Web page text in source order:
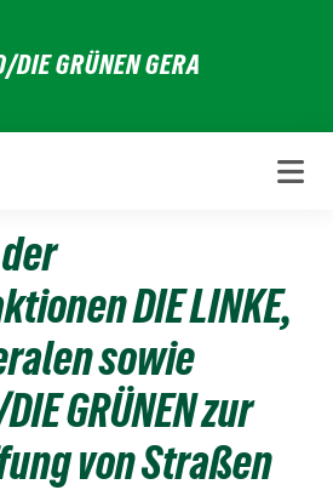
GRÜNEN GERA
DIE LINKE,
sowie
GRÜNEN zur
von Straßen